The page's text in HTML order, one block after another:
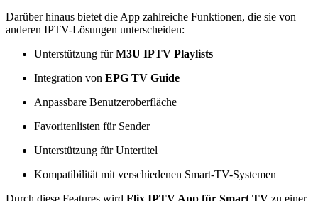
Darüber hinaus bietet die App zahlreiche Funktionen, die sie von
anderen IPTV-Lösungen unterscheiden:
Unterstützung fürM3U IPTV Playlists
Integration von EPG TV Guide
Anpassbare Benutzeroberfläche
Favoritenlisten für Sender
Unterstützung für Untertitel
Kompatibilität mit verschiedenen Smart-TV-Systemen
Durch diese Features wird Flix IPTV App für Smart TV zu einer